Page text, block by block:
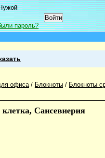
пароль?
офиса/ Блокноты / Блокноты
Сансевиерия